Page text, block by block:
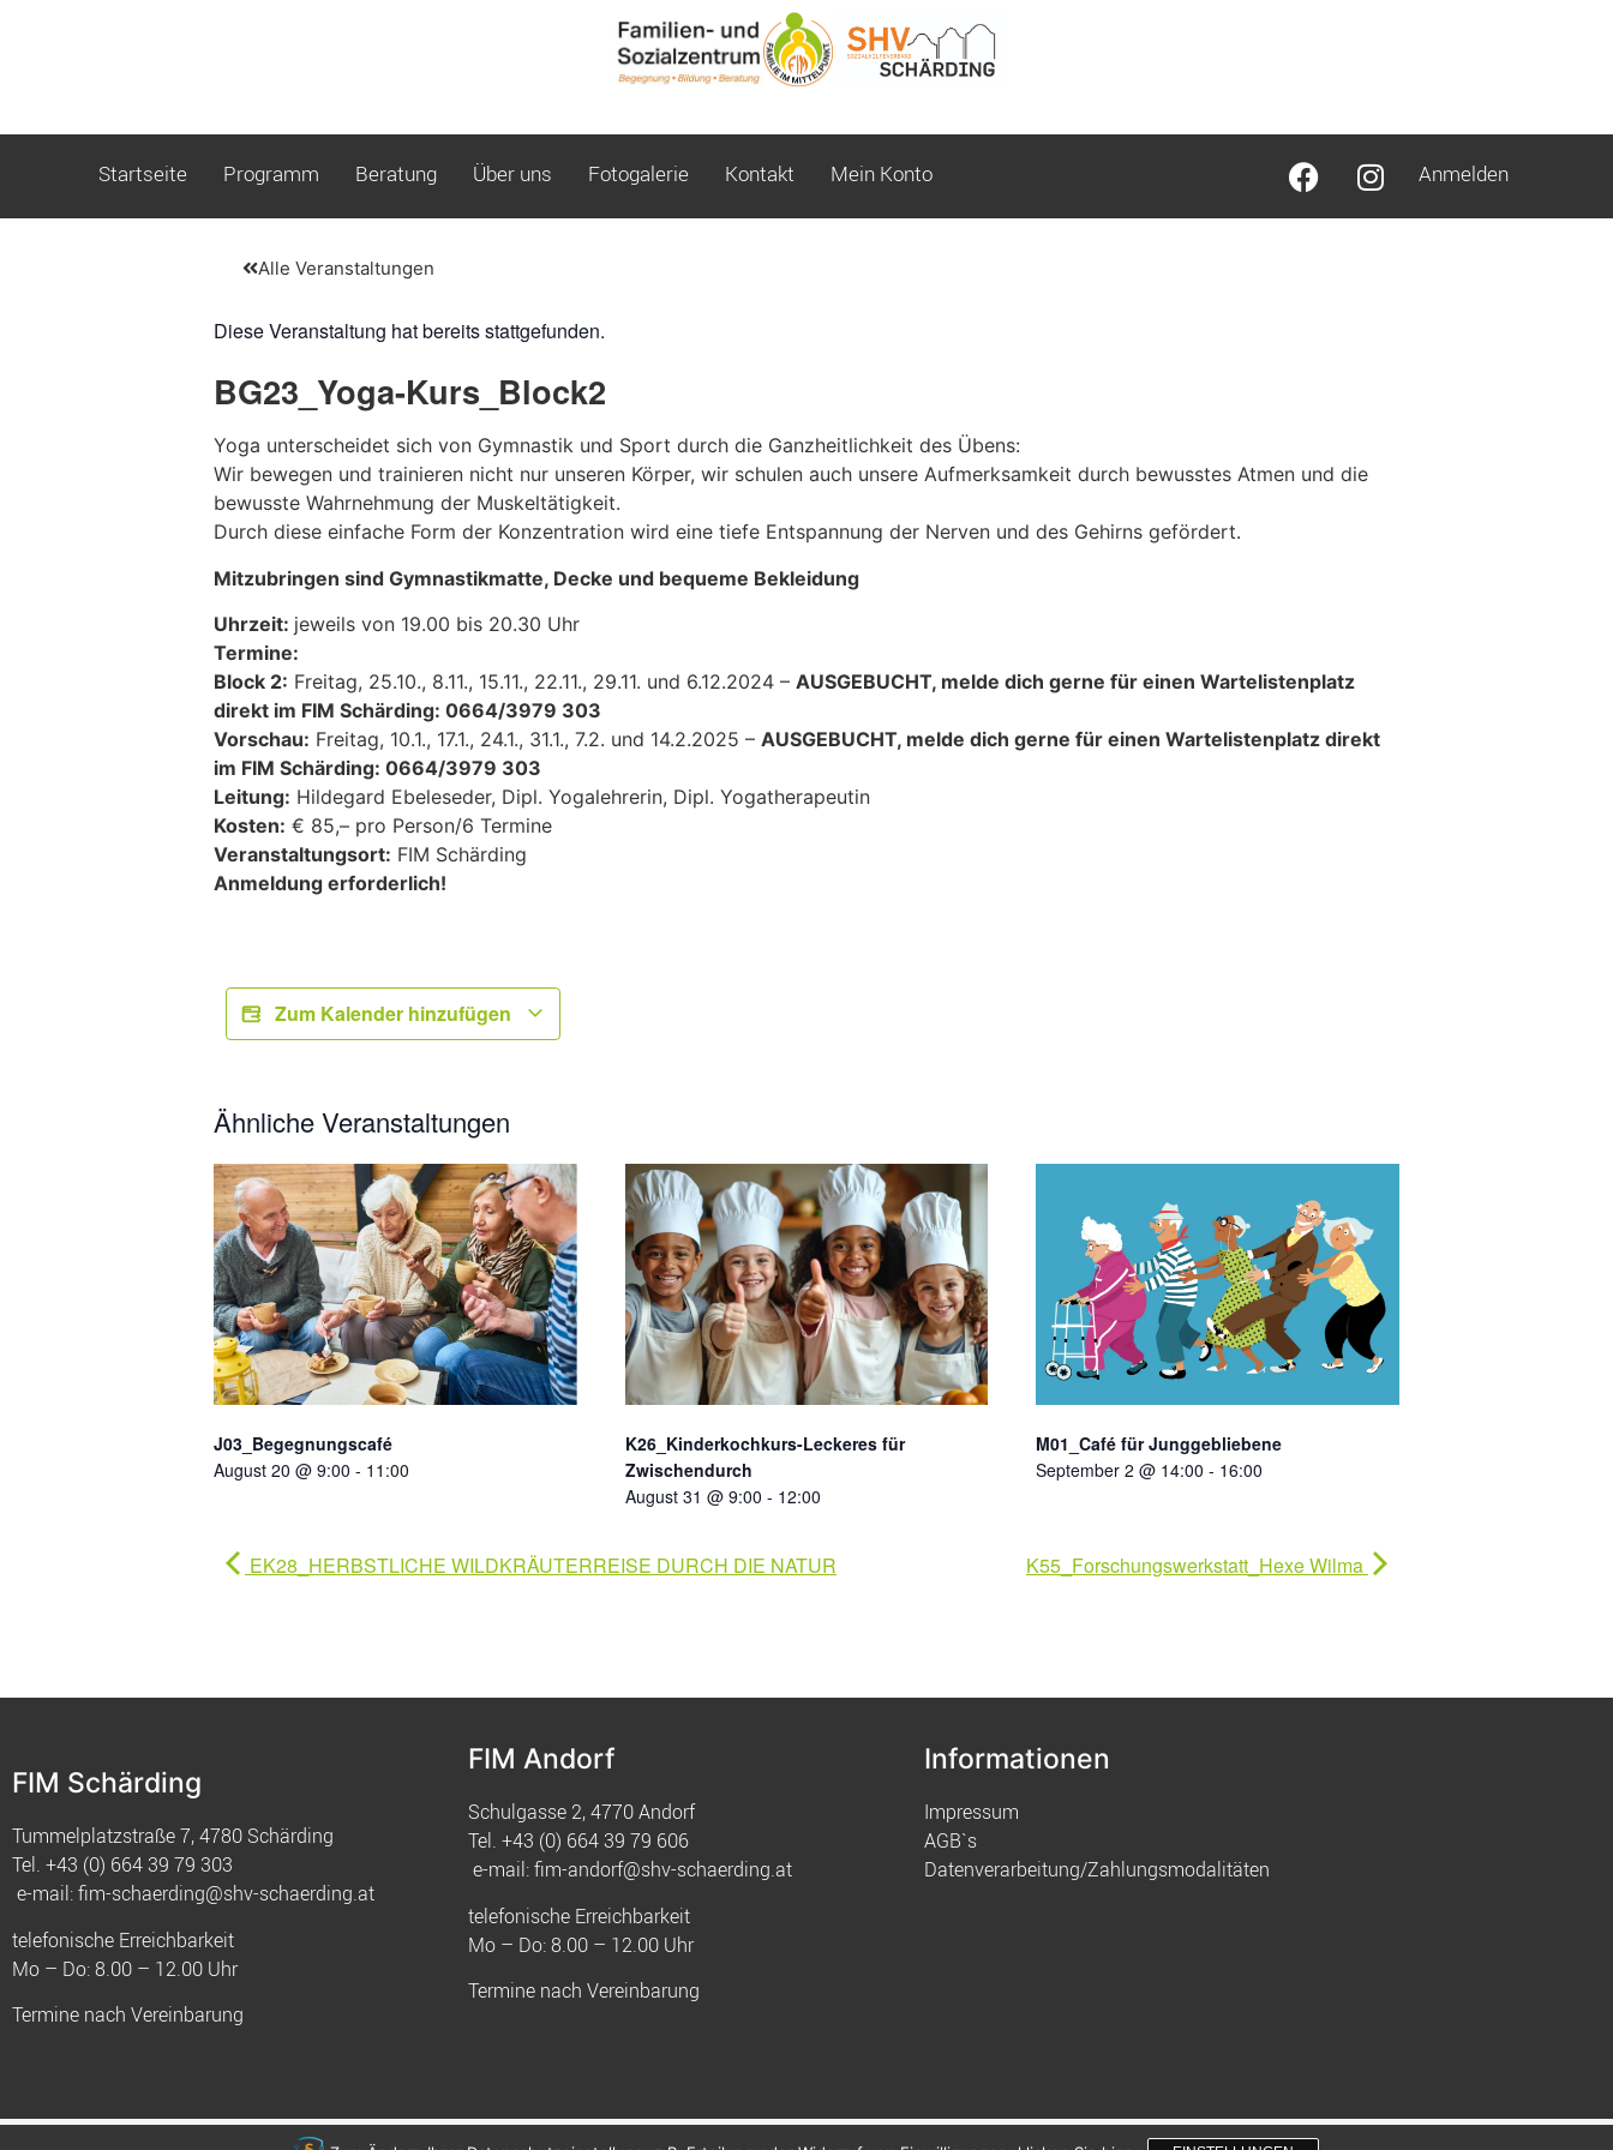
Startseite Programm Beratung Über uns Fotogalerie Kontakt Mein Konto Anmelden
Alle Veranstaltungen
Diese Veranstaltung hat bereits stattgefunden.
BG23_Yoga-Kurs_Block2
Yoga unterscheidet sich von Gymnastik und Sport durch die Ganzheitlichkeit des Übens:
Wir bewegen und trainieren nicht nur unseren Körper, wir schulen auch unsere Aufmerksamkeit durch bewusstes Atmen und die
bewusste Wahrnehmung der Muskeltätigkeit.
Durch diese einfache Form der Konzentration wird eine tiefe Entspannung der Nerven und des Gehirns gefördert.
Mitzubringen sind Gymnastikmatte, Decke und bequeme Bekleidung
Uhrzeit: jeweils von 19.00 bis 20.30 Uhr
Termine:
Block 2: Freitag, 25.10., 8.11., 15.11., 22.11., 29.11. und 6.12.2024 – AUSGEBUCHT, melde dich gerne für einen Wartelistenplatz
direkt im FIM Schärding: 0664/3979 303
Vorschau: Freitag, 10.1., 17.1., 24.1., 31.1., 7.2. und 14.2.2025 – AUSGEBUCHT, melde dich gerne für einen Wartelistenplatz direkt
im FIM Schärding: 0664/3979 303
Leitung: Hildegard Ebeleseder, Dipl. Yogalehrerin, Dipl. Yogatherapeutin
Kosten: € 85,– pro Person/6 Termine
Veranstaltungsort: FIM Schärding
Anmeldung erforderlich!
Zum Kalender hinzufügen
Ähnliche Veranstaltungen
J03_Begegnungscafé
August 20 @ 9:00 - 11:00
K26_Kinderkochkurs-Leckeres für
Zwischendurch
August 31 @ 9:00 - 12:00
M01_Café für Junggebliebene
September 2 @ 14:00 - 16:00
EK28_HERBSTLICHE WILDKRÄUTERREISE DURCH DIE NATUR K55_Forschungswerkstatt_Hexe Wilma
FIM Schärding
Tummelplatzstraße 7, 4780 Schärding
Tel. +43 (0) 664 39 79 303
e-mail:fim-schaerding@shv-schaerding.at
telefonische Erreichbarkeit
Mo – Do: 8.00 – 12.00 Uhr
Termine nach Vereinbarung
FIM Andorf
Schulgasse 2, 4770 Andorf
Tel. +43 (0) 664 39 79 606
e-mail:fim-andorf@shv-schaerding.at
telefonische Erreichbarkeit
Mo – Do: 8.00 – 12.00 Uhr
Termine nach Vereinbarung
Informationen
Impressum
AGB`s
Datenverarbeitung/Zahlungsmodalitäten